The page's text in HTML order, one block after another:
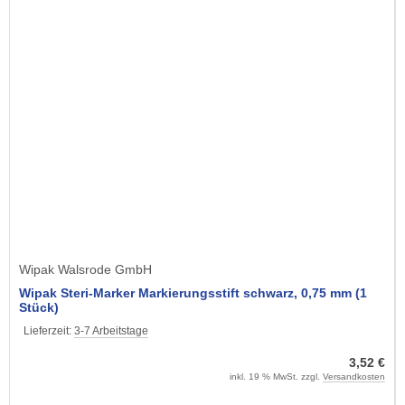
Wipak Walsrode GmbH
Wipak Steri-Marker Markierungsstift schwarz, 0,75 mm (1
Stück)
Lieferzeit: 3-7 Arbeitstage
3,52 €
inkl. 19 % MwSt. zzgl. Versandkosten